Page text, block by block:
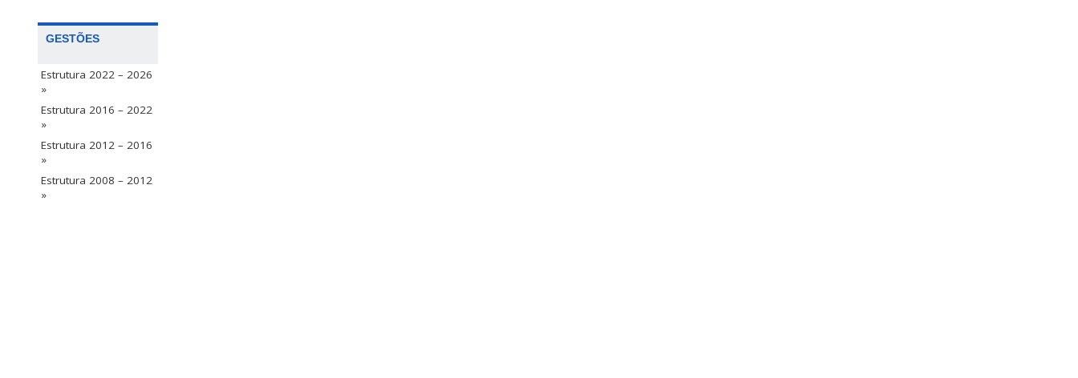
GESTÕES
Estrutura 2022 – 2026
»
Estrutura 2016 – 2022
»
Estrutura 2012 – 2016
»
Estrutura 2008 – 2012
»